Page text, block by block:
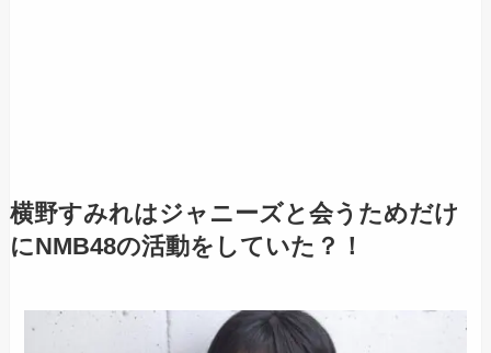
横野すみれはジャニーズと会うためだけ
にNMB48の活動をしていた？！